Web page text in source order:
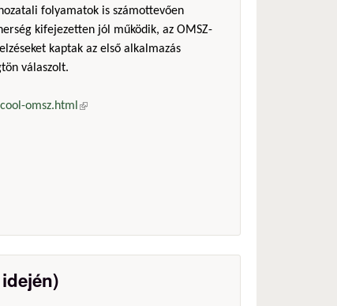
folyamatok is számottevően
kifejezetten jól működik, az OMSZ-
kaptak az első alkalmazás
válaszolt.
omsz.html(külső hivatkozás)